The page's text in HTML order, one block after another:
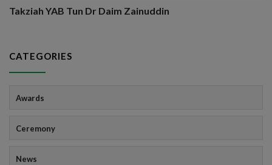
Takziah YAB Tun Dr Daim Zainuddin
CATEGORIES
Awards
Ceremony
News